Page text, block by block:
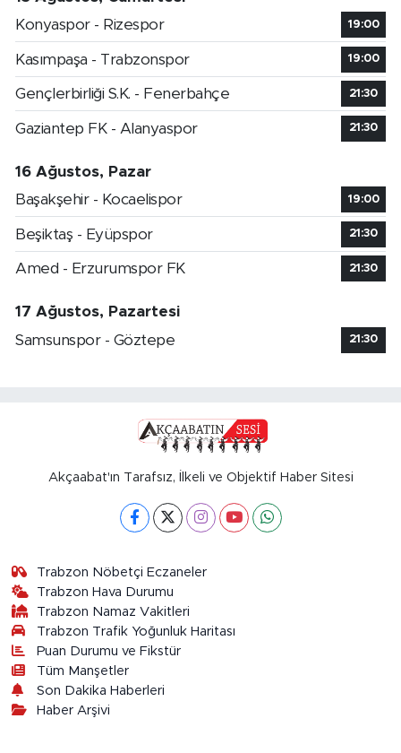
Konyaspor - Rizespor
19:00
Kasımpaşa - Trabzonspor 19:00
Gençlerbirliği S.K. - Fenerbahçe 21:30
Gaziantep FK - Alanyaspor 21:30
16 Ağustos, Pazar
Başakşehir - Kocaelispor
19:00
Beşiktaş - Eyüpspor 21:30
Amed - Erzurumspor FK 21:30
17 Ağustos, Pazartesi
Samsunspor - Göztepe
21:30
Akçaabat'ın Tarafsız, İlkeli ve Objektif Haber Sitesi
Trabzon Nöbetçi Eczaneler
Trabzon Hava Durumu
Trabzon Namaz Vakitleri
Trabzon Trafik Yoğunluk Haritası
Puan Durumu ve Fikstür
Tüm Manşetler
Son Dakika Haberleri
Haber Arşivi